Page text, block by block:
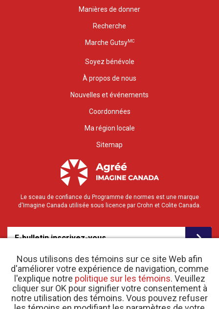
Nous utilisons des témoins sur ce site Web afin
d'améliorer votre expérience de navigation, comme
l'explique notre politique sur les témoins. Veuillez
cliquer sur OK pour signifier votre consentement à
notre utilisation des témoins. Vous pouvez refuser
Manières de donner
Recherche
Marche GutsyMC
Soyez bénévole
À propos de nous
Nouvelles et événements
Coordonnées
Ma région locale
Sitemap
Le sceau de confiance du Programme de normes est une marque
d'Imagine Canada utilisée sous licence par Crohn et Colite Canada.
E-bulletin inscrivez-vous